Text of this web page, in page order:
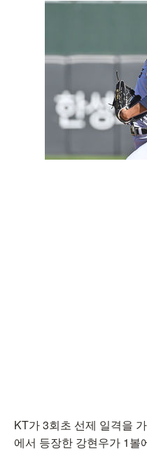
KT가 3회초 선제 일격을
에서 등장한 강현우가 1볼